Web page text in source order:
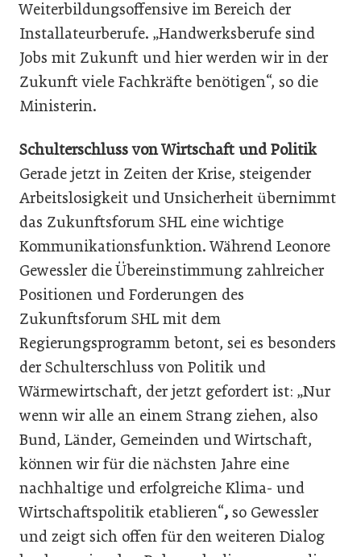
Weiterbildungsoffensive im Bereich der
Installateurberufe. „Handwerksberufe sind
Jobs mit Zukunft und hier werden wir in der
Zukunft viele Fachkräfte benötigen“, so die
Ministerin.
Schulterschluss von Wirtschaft und Politik
Gerade jetzt in Zeiten der Krise, steigender
Arbeitslosigkeit und Unsicherheit übernimmt
das Zukunftsforum SHL eine wichtige
Kommunikationsfunktion. Während Leonore
Gewessler die Übereinstimmung zahlreicher
Positionen und Forderungen des
Zukunftsforum SHL mit dem
Regierungsprogramm betont, sei es besonders
der Schulterschluss von Politik und
Wärmewirtschaft, der jetzt gefordert ist: „Nur
wenn wir alle an einem Strang ziehen, also
Bund, Länder, Gemeinden und Wirtschaft,
können wir für die nächsten Jahre eine
nachhaltige und erfolgreiche Klima- und
Wirtschaftspolitik etablieren“, so Gewessler
und zeigt sich offen für den weiteren Dialog